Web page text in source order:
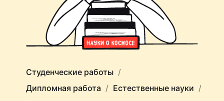
Студенческие работы
Дипломная работа
Естественные науки